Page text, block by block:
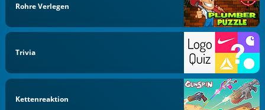
Rohre Verlegen
Trivia
Kettenreaktion